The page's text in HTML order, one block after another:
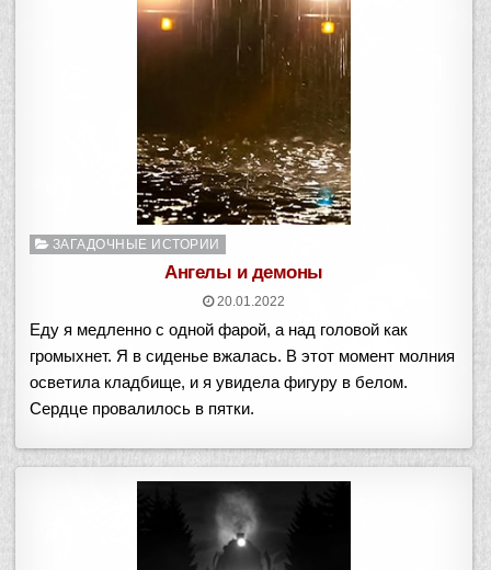
Опубликовано
ЗАГАДОЧНЫЕ ИСТОРИИ
Ангелы и демоны
20.01.2022
Еду я медленно с одной фарой, а над головой как
громыхнет. Я в сиденье вжалась. В этот момент молния
осветила кладбище, и я увидела фигуру в белом.
Сердце провалилось в пятки.